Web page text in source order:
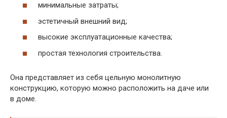
минимальные затраты;
эстетичный внешний вид;
высокие эксплуатационные качества;
простая технология строительства.
Она представляет из себя цельную монолитную
конструкцию, которую можно расположить на даче или
в доме.